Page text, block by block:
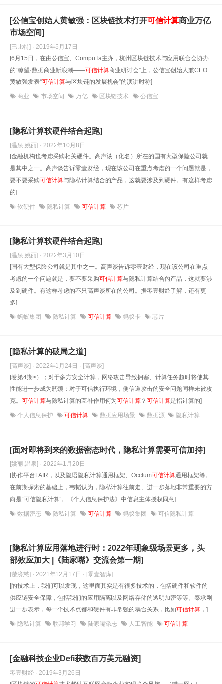
[公信宝创始人黄敏强：区块链技术打开可信计算商业万亿
市场空间]
[巴比特] · 2019年6月17日
[6月15日，在由公信宝、CompuTa主办，杭州区块链技术与应用联合会协办
的“瞭望·数据商业新浪潮——可信计算商业研讨会”上，公信宝创始人兼CEO
黄敏强发表“可信计算与区块链的发展机会”的演讲时称]
商业 市场空间 万亿 区块链技术 公信宝
[隐私计算软硬件结合起跑]
[温泉,姚丽] · 2022年10月8日
[金融机构也考虑采购相关硬件。高声谈（化名）所在的国有大型保险公司就
是其中之一。高声谈告诉零壹财经，现在该公司在重点考虑的一个问题就是，
要不要采购可信计算与隐私计算结合的产品，这就要涉及到硬件。有这样考虑
的]
软硬件 隐私计算 可信计算 芯片
[隐私计算软硬件结合起跑]
[温泉,姚丽] · 2022年3月10日
[国有大型保险公司就是其中之一。高声谈告诉零壹财经，现在该公司在重点
考虑的一个问题就是，要不要采购可信计算与隐私计算结合的产品，这就要涉
及到硬件。有这样考虑的不只高声谈所在的公司。据零壹财经了解，还有更
多]
蚂蚁集团 隐私计算 可信计算 蚂蚁卡 芯片
[隐私计算的破局之道]
[高声谈] · 2022年1月24日 · [高声谈]
[卷第4期>）；对于多方安全计算，网络攻击导致拥塞、计算任务超时将使其
性能进一步成为瓶颈；对于可信执行环境，侧信道攻击的安全问题同样未被攻
克。 可信计算与隐私计算的互补作用何为可信计算 ？ 可信计算是指计算的]
个人信息保护 可信计算 数据应用场景 数据源 隐私计算
[面对即将到来的数据密态时代，隐私计算需要可信加持]
[姚丽,温泉] · 2022年1月20日
[协作平台FAIR，以及隐语隐私计算通用框架、Occlum可信计算通用框架等。
在前期探索的基础上，韦韬认为，隐私计算往前走、进一步落地非常重要的方
向是“可信隐私计算”。《个人信息保护法》中信息主体授权同意]
数据密态 隐私计算 可信计算 蚂蚁集团 可信隐私计算
[隐私计算应用落地进行时：2022年现象级场景更多，头
部效应加大 |《陆家嘴》交流会第一期]
[楚济慈] · 2021年12月17日 · [零壹智库]
[的技术上，我们可以发现，这里面其实是有很多技术的，包括硬件和软件的
供应链安全保障，包括我们的应用隔离以及网络存储的透明加密等等。秦承刚
进一步表示，每一个技术点都和硬件有非常强的耦合关系，比如可信计算 ，]
隐私计算 联邦学习 陆家嘴杂志 人工智能 可信计算
[金融科技企业Defi获数百万美元融资]
零壹财经 · 2019年3月26日